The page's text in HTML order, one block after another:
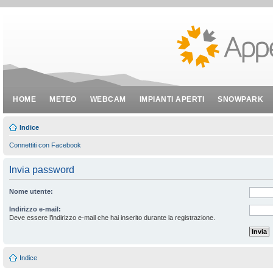
HOME METEO WEBCAM IMPIANTI APERTI SNOWPARK
Indice
Connettiti con Facebook
Invia password
Nome utente:
Indirizzo e-mail:
Deve essere l’indirizzo e-mail che hai inserito durante la registrazione.
Indice